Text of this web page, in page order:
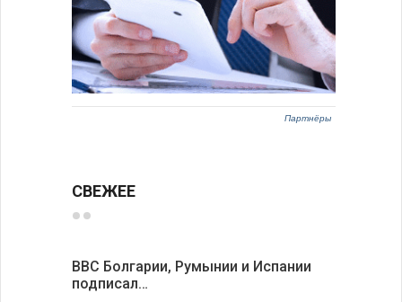
Партнёры
СВЕЖЕЕ
ВВС Болгарии, Румынии и Испании
подписал…